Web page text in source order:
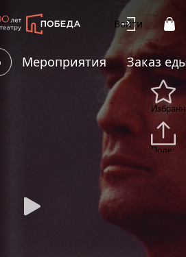
Войти
Мероприятия
Заказ